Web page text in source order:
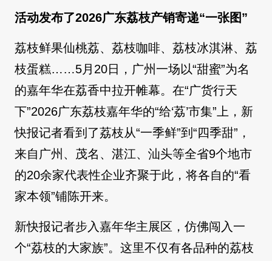
活动发布了2026广东荔枝产销寄递“一张图”
荔枝鲜果仙桃荔、荔枝咖啡、荔枝冰淇淋、荔
枝蛋糕……5月20日，广州一场以“甜蜜”为名
的嘉年华在荔香中拉开帷幕。在“广货行天
下”2026广东荔枝嘉年华的“给‘荔’市集”上，新
快报记者看到了荔枝从“一季鲜”到“四季甜”，
来自广州、茂名、湛江、汕头等全省9个地市
的20余家代表性企业齐聚于此，将各自的“看
家本领”铺陈开来。
新快报记者步入嘉年华主展区，仿佛闯入一
个“荔枝的大家族”。这里不仅有各品种的荔枝